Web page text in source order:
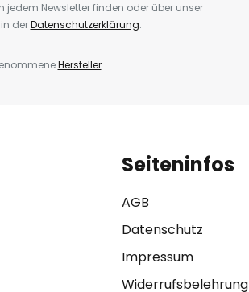
Newsletter finden oder über unser
derDatenschutzerklärung.
Hersteller.
Seiteninfos
AGB
Datenschutz
Impressum
Widerrufsbelehrung